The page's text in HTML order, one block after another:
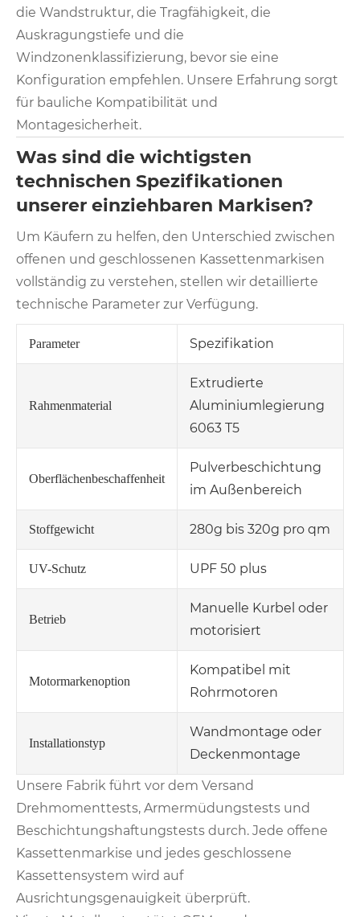
die Wandstruktur, die Tragfähigkeit, die
Auskragungstiefe und die
Windzonenklassifizierung, bevor sie eine
Konfiguration empfehlen. Unsere Erfahrung sorgt
für bauliche Kompatibilität und
Montagesicherheit.
Was sind die wichtigsten
technischen Spezifikationen
unserer einziehbaren Markisen?
Um Käufern zu helfen, den Unterschied zwischen
offenen und geschlossenen Kassettenmarkisen
vollständig zu verstehen, stellen wir detaillierte
technische Parameter zur Verfügung.
Parameter Spezifikation
Rahmenmaterial
Extrudierte
Aluminiumlegierung
6063 T5
Oberflächenbeschaffenheit
Pulverbeschichtung
im Außenbereich
Stoffgewicht 280g bis 320g pro qm
UV-Schutz UPF 50 plus
Betrieb
Manuelle Kurbel oder
motorisiert
Motormarkenoption
Kompatibel mit
Rohrmotoren
Installationstyp
Wandmontage oder
Deckenmontage
Unsere Fabrik führt vor dem Versand
Drehmomenttests, Armermüdungstests und
Beschichtungshaftungstests durch. Jede offene
Kassettenmarkise und jedes geschlossene
Kassettensystem wird auf
Ausrichtungsgenauigkeit überprüft.